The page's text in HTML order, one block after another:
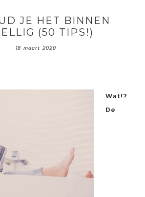
JE HET BINNEN
(50 TIPS!)
18 maart 2020
Wat!?
De